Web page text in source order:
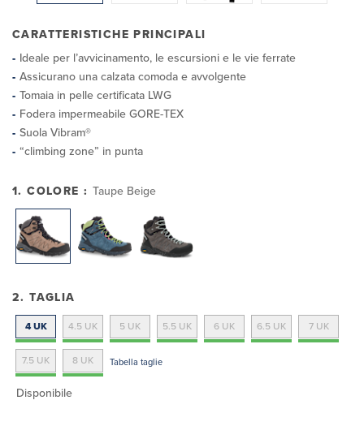
CARATTERISTICHE PRINCIPALI
Ideale per l’avvicinamento, le escursioni e le vie ferrate
Assicurano una calzata comoda e avvolgente
Tomaia in pelle certificata LWG
Fodera impermeabile GORE-TEX
Suola Vibram®
“climbing zone” in punta
1. COLORE : Taupe Beige
2. TAGLIA
4 UK 4.5 UK 5 UK 5.5 UK 6 UK 6.5 UK 7 UK
7.5 UK 8 UK Tabella taglie
Disponibile